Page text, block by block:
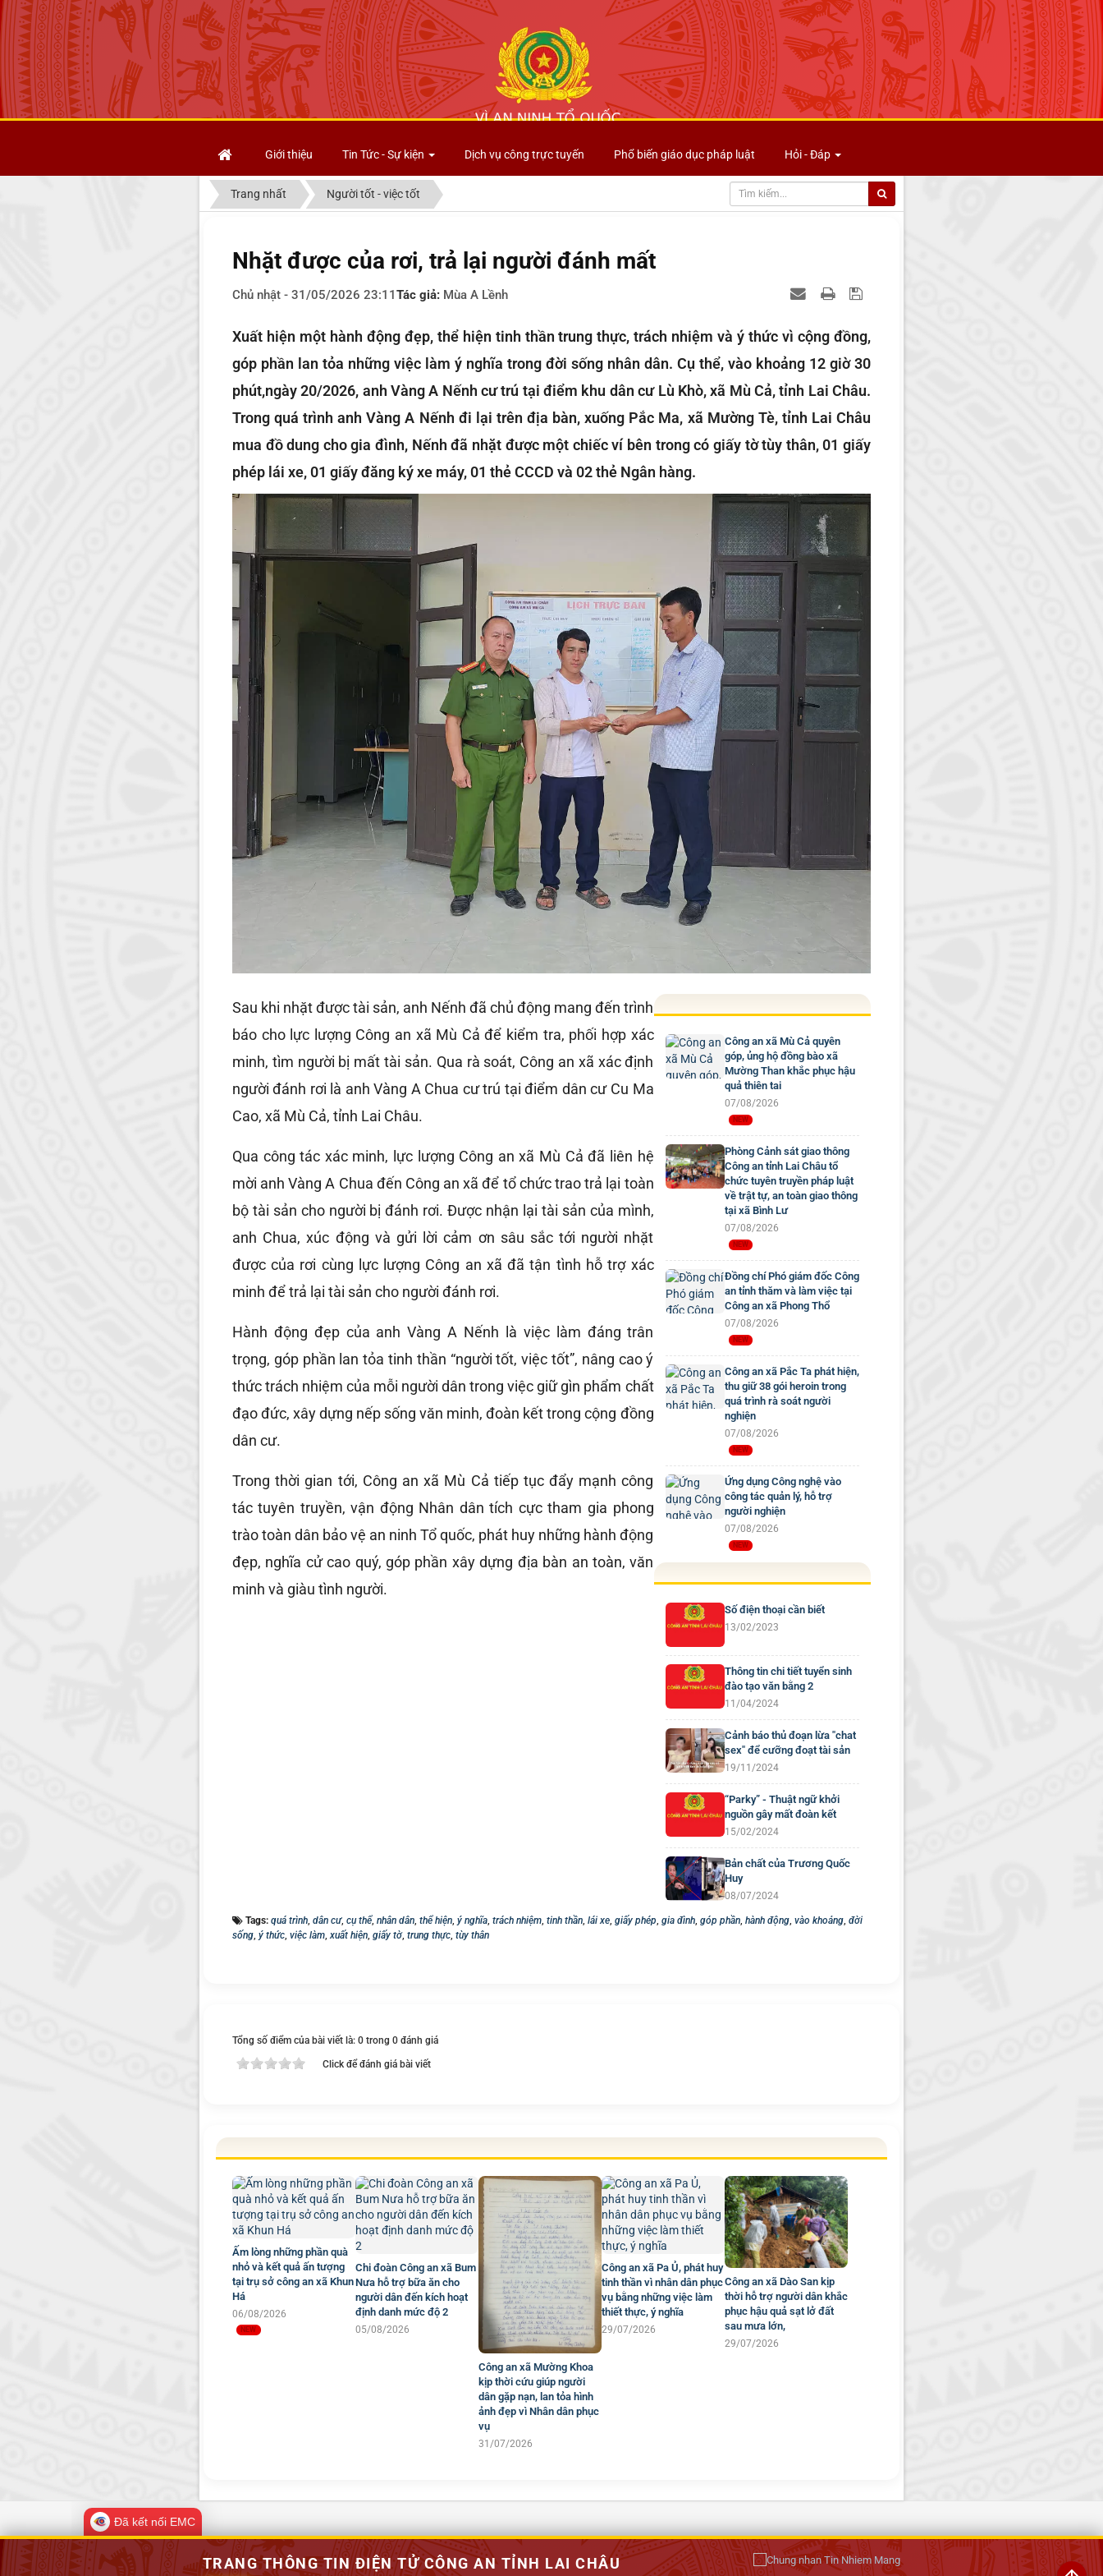
Giới thiệu
Tin Tức - Sự kiện Dịch vụ công trực tuyến Phổ biến giáo dục pháp luật Hỏi - Đáp
Trang nhất Người tốt - việc tốt
Nhặt được của rơi, trả lại người đánh mất
Chủ nhật - 31/05/2026 23:11Tác giả: Mùa A Lềnh
Xuất hiện một hành động đẹp, thể hiện tinh thần trung thực, trách nhiệm và ý thức vì cộng đồng,
góp phần lan tỏa những việc làm ý nghĩa trong đời sống nhân dân. Cụ thể, vào khoảng 12 giờ 30
phút,ngày 20/2026, anh Vàng A Nếnh cư trú tại điểm khu dân cư Lù Khò, xã Mù Cả, tỉnh Lai Châu.
Trong quá trình anh Vàng A Nếnh đi lại trên địa bàn, xuống Pắc Ma, xã Mường Tè, tỉnh Lai Châu
mua đồ dung cho gia đình, Nếnh đã nhặt được một chiếc ví bên trong có giấy tờ tùy thân, 01 giấy
phép lái xe, 01 giấy đăng ký xe máy, 01 thẻ CCCD và 02 thẻ Ngân hàng.
Sau khi nhặt được tài sản, anh Nếnh đã chủ động mang đến trình
báo cho lực lượng Công an xã Mù Cả để kiểm tra, phối hợp xác
minh, tìm người bị mất tài sản. Qua rà soát, Công an xã xác định
người đánh rơi là anh Vàng A Chua cư trú tại điểm dân cư Cu Ma
Cao, xã Mù Cả, tỉnh Lai Châu.
Qua công tác xác minh, lực lượng Công an xã Mù Cả đã liên hệ
mời anh Vàng A Chua đến Công an xã để tổ chức trao trả lại toàn
bộ tài sản cho người bị đánh rơi. Được nhận lại tài sản của mình,
anh Chua, xúc động và gửi lời cảm ơn sâu sắc tới người nhặt
được của rơi cùng lực lượng Công an xã đã tận tình hỗ trợ xác
minh để trả lại tài sản cho người đánh rơi.
Hành động đẹp của anh Vàng A Nếnh là việc làm đáng trân
trọng, góp phần lan tỏa tinh thần “người tốt, việc tốt”, nâng cao ý
thức trách nhiệm của mỗi người dân trong việc giữ gìn phẩm chất
đạo đức, xây dựng nếp sống văn minh, đoàn kết trong cộng đồng
dân cư.
Trong thời gian tới, Công an xã Mù Cả tiếp tục đẩy mạnh công
tác tuyên truyền, vận động Nhân dân tích cực tham gia phong
trào toàn dân bảo vệ an ninh Tổ quốc, phát huy những hành động
đẹp, nghĩa cử cao quý, góp phần xây dựng địa bàn an toàn, văn
minh và giàu tình người.
Công an xã Mù Cả quyên
góp, ủng hộ đồng bào xã
Mường Than khắc phục hậu
quả thiên tai
07/08/2026
Phòng Cảnh sát giao thông
Công an tỉnh Lai Châu tổ
chức tuyên truyền pháp luật
về trật tự, an toàn giao thông
tại xã Bình Lư
07/08/2026
Đồng chí Phó giám đốc Công
an tỉnh thăm và làm việc tại
Công an xã Phong Thổ
07/08/2026
Công an xã Pắc Ta phát hiện,
thu giữ 38 gói heroin trong
quá trình rà soát người
nghiện
07/08/2026
Ứng dụng Công nghệ vào
công tác quản lý, hỗ trợ
người nghiện
07/08/2026
Số điện thoại cần biết
13/02/2023
Thông tin chi tiết tuyển sinh
đào tạo văn bằng 2
11/04/2024
Cảnh báo thủ đoạn lừa "chat
sex" để cưỡng đoạt tài sản
19/11/2024
“Parky” - Thuật ngữ khởi
nguồn gây mất đoàn kết
15/02/2024
Bản chất của Trương Quốc
Huy
08/07/2024
Tags: quá trình, dân cư, cụ thể, nhân dân, thể hiện, ý nghĩa, trách nhiệm, tinh thần, lái xe, giấy phép gia đình, góp phần, hành động, vào khoảng, đời
sống, ý thức, việc làm, xuất hiện, giấy tờ, trung thực, tùy thân
Tổng số điểm của bài viết là: 0 trong 0 đánh giá
Click để đánh giá bài viết
Ấm lòng những phần quà
nhỏ và kết quả ấn tượng
tại trụ sở công an xã Khun
Há
06/08/2026
Chi đoàn Công an xã Bum
Nưa hỗ trợ bữa ăn cho
người dân đến kích hoạt
định danh mức độ 2
05/08/2026
Công an xã Mường Khoa
kịp thời cứu giúp người
dân gặp nạn, lan tỏa hình
ảnh đẹp vì Nhân dân phục
vụ
31/07/2026
Công an xã Pa Ủ, phát huy
tinh thần vì nhân dân phục
vụ bằng những việc làm
thiết thực, ý nghĩa
29/07/2026
Công an xã Dào San kịp
thời hỗ trợ người dân khắc
phục hậu quả sạt lở đất
sau mưa lớn,
29/07/2026
Đã kết nối EMC
TRANG THÔNG TIN ĐIỆN TỬ CÔNG AN TỈNH LAI CHÂU